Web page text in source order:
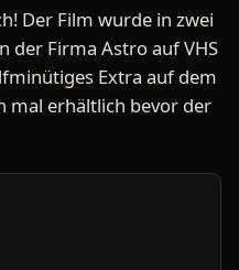
Der Film wurde in zwei
der Firma Astro auf VHS
Extra auf dem
mal erhältlich bevor der